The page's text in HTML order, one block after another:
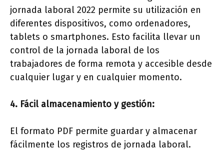
jornada laboral 2022 permite su utilización en
diferentes dispositivos, como ordenadores,
tablets o smartphones. Esto facilita llevar un
control de la jornada laboral de los
trabajadores de forma remota y accesible desde
cualquier lugar y en cualquier momento.
4. Fácil almacenamiento y gestión:
El formato PDF permite guardar y almacenar
fácilmente los registros de jornada laboral.